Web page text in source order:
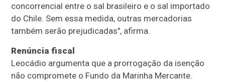
concorrencial entre o sal brasileiro e o sal importado
do Chile. Sem essa medida, outras mercadorias
também serão prejudicadas", afirma.
Renúncia fiscal
Leocádio argumenta que a prorrogação da isenção
não compromete o Fundo da Marinha Mercante.